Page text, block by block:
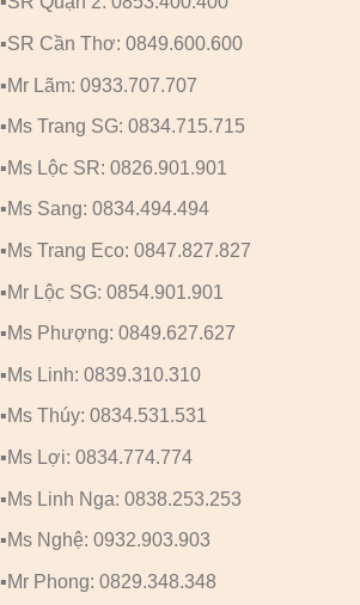
▪️SR Cần Thơ: 0849.600.600
▪️Mr Lãm: 0933.707.707
▪️Ms Trang SG: 0834.715.715
▪️Ms Lộc SR: 0826.901.901
▪️Ms Sang: 0834.494.494
▪️Ms Trang Eco: 0847.827.827
▪️Mr Lộc SG: 0854.901.901
▪️Ms Phượng: 0849.627.627
▪️Ms Linh: 0839.310.310
▪️Ms Thúy: 0834.531.531
▪️Ms Lợi: 0834.774.774
▪️Ms Linh Nga: 0838.253.253
▪️Ms Nghệ: 0932.903.903
▪️Mr Phong: 0829.348.348